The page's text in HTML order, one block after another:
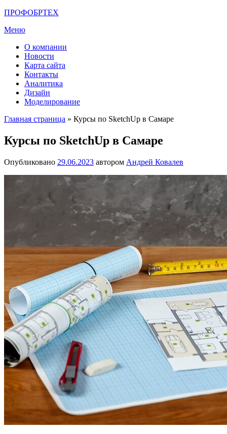
Перейти
содержимому
ПРОФОБРТЕХ
Меню
О компании
Новости
Карта сайта
Контакты
Аналитика
Дизайн
Моделирование
Главная страница » Курсы по SketchUp в Самаре
Курсы по SketchUp в Самаре
Опубликовано 29.06.2023 автором Андрей Ковалев